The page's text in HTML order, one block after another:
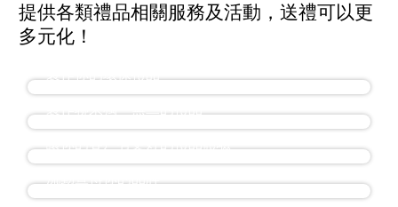
提供各類禮品相關服務及活動，送禮可以更
多元化！
ESG 產品
IP授權禮品
現場印製攤位
宣傳車